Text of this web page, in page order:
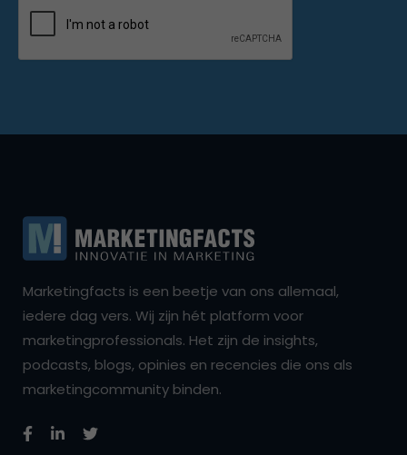
Marketingfacts is een beetje van ons allemaal,
iedere dag vers. Wij zijn hét platform voor
marketingprofessionals. Het zijn de insights,
podcasts, blogs, opinies en recencies die ons als
marketingcommunity binden.